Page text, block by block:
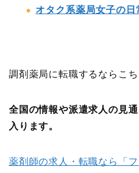
オタク系薬局女子の日
調剤薬局に転職するならこ
全国の情報や派遣求人の見
入ります。
薬剤師の求人・転職なら「フ